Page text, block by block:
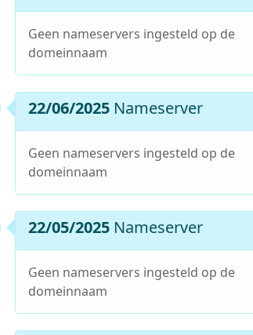
Geen nameservers ingesteld op de
domeinnaam
22/06/2025 Nameserver
Geen nameservers ingesteld op de
domeinnaam
22/05/2025 Nameserver
Geen nameservers ingesteld op de
domeinnaam